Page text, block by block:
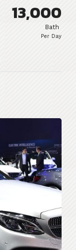
13,000
Bath
Per Day